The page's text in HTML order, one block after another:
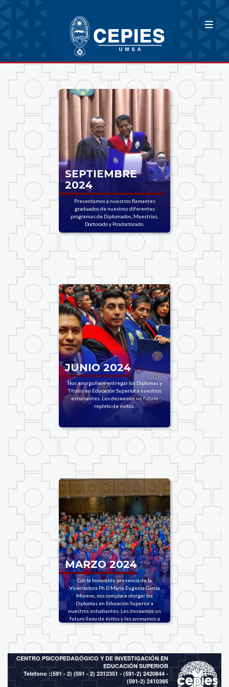
SEPTIEMBRE
2024
Presentamos a nuestros flamantes
graduados de nuestros diferentes
programas de Diplomados, Maestrias,
Doctorado y Posdoctorado.
JUNIO 2024
Nos enorgullece entregar los Diplomas y
Títulos en Educación Superior a nuestros
estudiantes. Les deseamos un futuro
repleto de éxitos.
MARZO 2024
Con la honorable presencia de la
Vicerrectora Ph.D.María Eugenia García
Moreno, nos complace otorgar los
Diplomas en Educación Superior a
nuestros estudiantes. Les deseamos un
futuro lleno de éxitos y les animamos a
seguir en este camino de aprendizaje
constante.
CENTRO PSICOPEDAGÓGICO Y DE INVESTIGACIÓN EN
EDUCACIÓN SUPERIOR
Telefono :(591 - 2) (591 - 2) 2312351 - (591-2) 2420844 -
(591-2) 2410395